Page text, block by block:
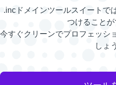
.incドメインツールスイートで
つけることが
今すぐクリーンでプロフェッシ
しょ